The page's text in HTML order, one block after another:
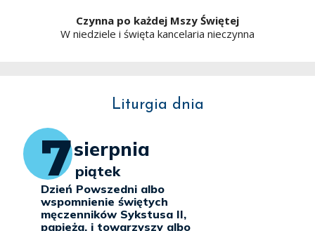
Czynna po każdej Mszy Świętej
W niedziele i święta kancelaria nieczynna
Liturgia dnia